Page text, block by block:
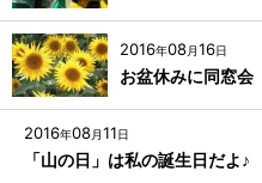
2016年08月16日
お盆休みに同窓会
2016年08月11日
「山の日」は私の誕生日だよ♪